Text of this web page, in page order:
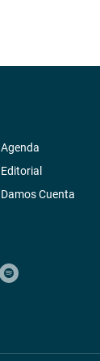
Agenda
Editorial
Damos Cuenta